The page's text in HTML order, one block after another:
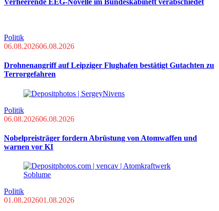
Verheerende EEG-Novelle im Bundeskabinett verabschiedet
Politik
06.08.202606.08.2026
Drohnenangriff auf Leipziger Flughafen bestätigt Gutachten zu
Terrorgefahren
Politik
06.08.202606.08.2026
Nobelpreisträger fordern Abrüstung von Atomwaffen und
warnen vor KI
Politik
01.08.202601.08.2026